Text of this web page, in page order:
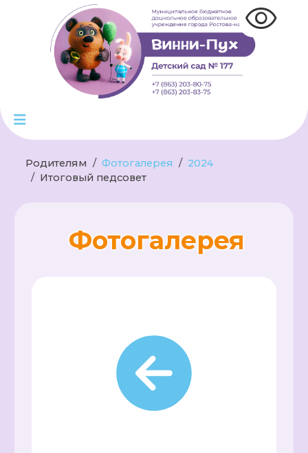
Родителям Фотогалерея
2024
Итоговый педсовет
Фотогалерея
visibility